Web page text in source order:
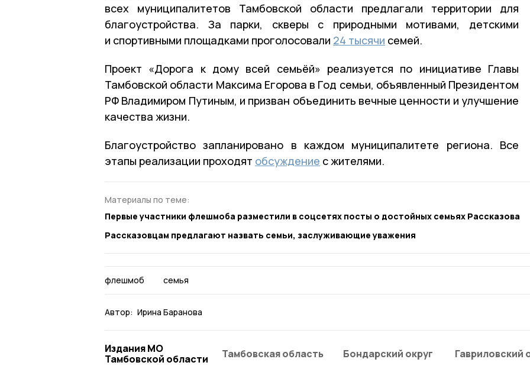
всех муниципалитетов Тамбовской области предлагали территории для
благоустройства. За парки, скверы с природными мотивами, детскими
и спортивными площадками проголосовали 24 тысячи семей.
Проект «Дорога к дому всей семьёй» реализуется по инициативе Главы
Тамбовской области Максима Егорова в Год семьи, объявленный Президентом
РФ Владимиром Путиным, и призван объединить вечные ценности и улучшение
качества жизни.
Благоустройство запланировано в каждом муниципалитете региона. Все
этапы реализации проходят обсуждение с жителями.
Материалы по теме:
Первые участники флешмоба разместили в соцсетях посты о достойных семьях Рассказова
Рассказовцам предлагают назвать семьи, заслуживающие уважения
флешмоб семья
Автор: Ирина Баранова
Издания МО
Тамбовской области
Тамбовская область Бондарский округ Гавриловский